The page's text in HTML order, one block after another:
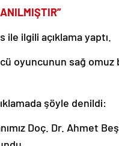
ile ilgili açıklama yaptı.
oyuncunun sağ
şöyle denildi:
Doç. Dr. Ahmet